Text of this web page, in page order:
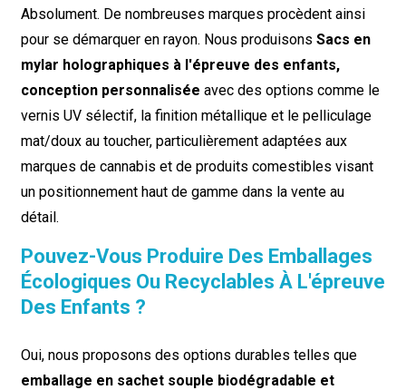
Absolument. De nombreuses marques procèdent ainsi
pour se démarquer en rayon. Nous produisons Sacs en
mylar holographiques à l'épreuve des enfants,
conception personnalisée avec des options comme le
vernis UV sélectif, la finition métallique et le pelliculage
mat/doux au toucher, particulièrement adaptées aux
marques de cannabis et de produits comestibles visant
un positionnement haut de gamme dans la vente au
détail.
Pouvez-Vous Produire Des Emballages
Écologiques Ou Recyclables À L'épreuve
Des Enfants ?
Oui, nous proposons des options durables telles que
emballage en sachet souple biodégradable et